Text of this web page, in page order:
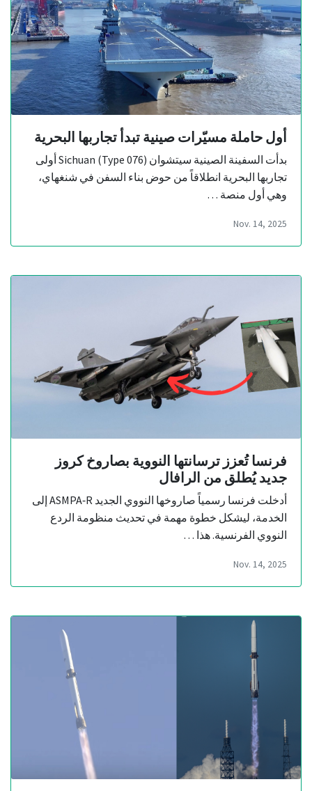
أول حاملة مسيّرات صينية تبدأ تجاربها البحرية
بدأت السفينة الصينية سيتشوان Sichuan (Type 076) أولى
تجاربها البحرية انطلاقاً من حوض بناء السفن في شنغهاي،
وهي أول منصة …
Nov. 14, 2025
فرنسا تُعزز ترسانتها النووية بصاروخ كروز
جديد يُطلق من الرافال
أدخلت فرنسا رسمياً صاروخها النووي الجديد ASMPA‑R إلى
الخدمة، ليشكل خطوة مهمة في تحديث منظومة الردع
النووي الفرنسية. هذا …
Nov. 14, 2025